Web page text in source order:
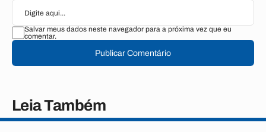
Salvar meus dados neste navegador para a próxima vez que eu
comentar.
Publicar Comentário
Leia Também